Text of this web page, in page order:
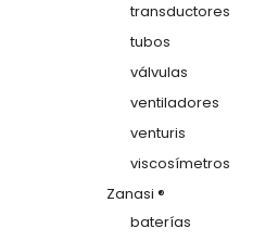
transductores
tubos
válvulas
ventiladores
venturis
viscosímetros
Zanasi ®
baterías